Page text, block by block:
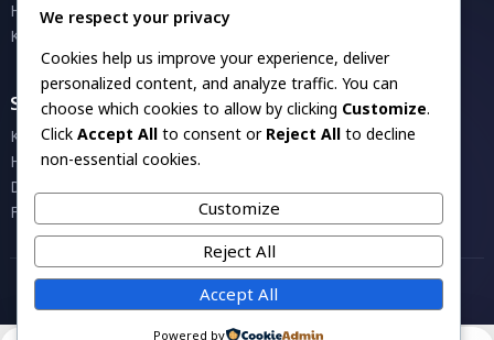
Hakkımızda
Künye
Savunma Sanayii Projeleri
Kara Projeleri
Havacılık Projeleri
Denizcilik Projeleri
Füze Projeleri
We respect your privacy
Cookies help us improve your experience, deliver
personalized content, and analyze traffic. You can
choose which cookies to allow by clicking Customize.
Click Accept All to consent or Reject All to decline
non-essential cookies.
Customize
Reject All
Accept All
Powered by